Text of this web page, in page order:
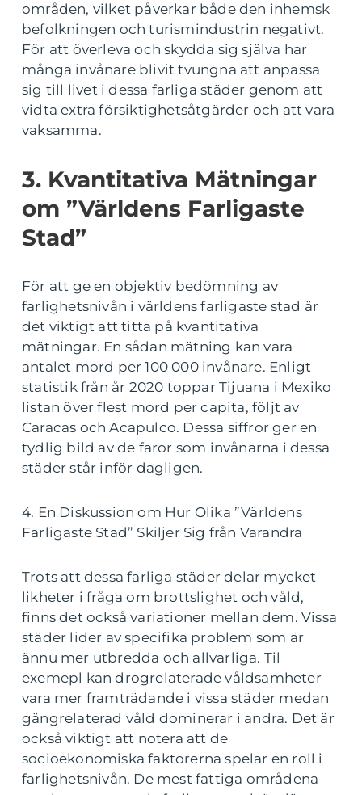
områden, vilket påverkar både den inhemsk
befolkningen och turismindustrin negativt.
För att överleva och skydda sig själva har
många invånare blivit tvungna att anpassa
sig till livet i dessa farliga städer genom att
vidta extra försiktighetsåtgärder och att vara
vaksamma.
3. Kvantitativa Mätningar
om ”Världens Farligaste
Stad”
För att ge en objektiv bedömning av
farlighetsnivån i världens farligaste stad är
det viktigt att titta på kvantitativa
mätningar. En sådan mätning kan vara
antalet mord per 100 000 invånare. Enligt
statistik från år 2020 toppar Tijuana i Mexiko
listan över flest mord per capita, följt av
Caracas och Acapulco. Dessa siffror ger en
tydlig bild av de faror som invånarna i dessa
städer står inför dagligen.
4. En Diskussion om Hur Olika ”Världens
Farligaste Stad” Skiljer Sig från Varandra
Trots att dessa farliga städer delar mycket
likheter i fråga om brottslighet och våld,
finns det också variationer mellan dem. Vissa
städer lider av specifika problem som är
ännu mer utbredda och allvarliga. Til
exemepl kan drogrelaterade våldsamheter
vara mer framträdande i vissa städer medan
gängrelaterad våld dominerar i andra. Det är
också viktigt att notera att de
socioekonomiska faktorerna spelar en roll i
farlighetsnivån. De mest fattiga områdena